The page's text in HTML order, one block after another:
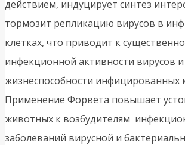
действием, индуцирует синтез
тормозит репликацию вирусов в
клетках, что приводит к
инфекционной активности вирусов
жизнеспособности инфицированных
Применение Форвета повышает
животных к возбудителям
заболеваний вирусной и